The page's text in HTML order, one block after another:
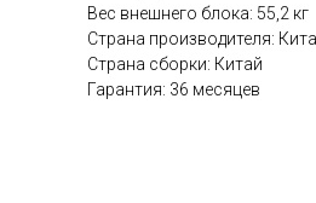
Вес внешнего блока: 55,2 кг
Страна производителя:
Страна сборки: Китай
Гарантия: 36 месяцев